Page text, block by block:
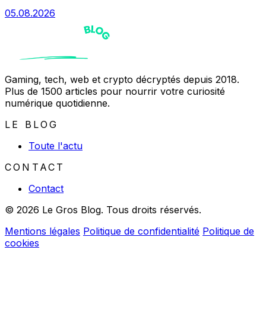
05.08.2026
Gaming, tech, web et crypto décryptés depuis 2018.
Plus de 1500 articles pour nourrir votre curiosité
numérique quotidienne.
LE BLOG
Toute l'actu
CONTACT
Contact
© 2026 Le Gros Blog. Tous droits réservés.
Mentions légales Politique de confidentialité Politique de
cookies